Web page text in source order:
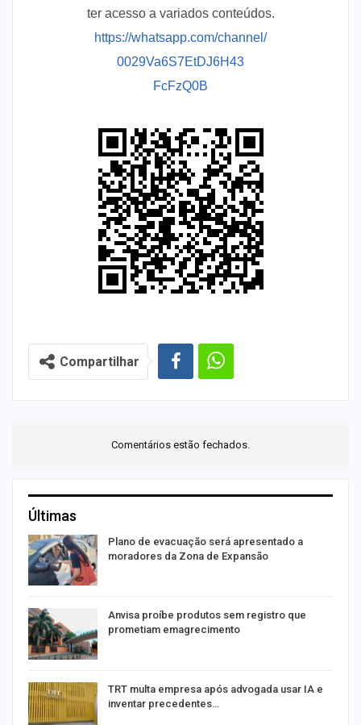
ter acesso a variados conteúdos.
https://whatsapp.com/channel/
0029Va6S7EtDJ6H43
FcFzQ0B
Compartilhar
Comentários estão fechados.
Últimas
Plano de evacuação será apresentado a
moradores da Zona de Expansão
Anvisa proíbe produtos sem registro que
prometiam emagrecimento
TRT multa empresa após advogada usar IA e
inventar precedentes…